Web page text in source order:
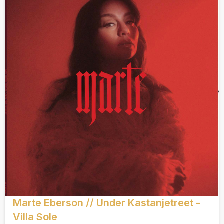
Marte Eberson // Under Kastanjetreet -
Villa Sole